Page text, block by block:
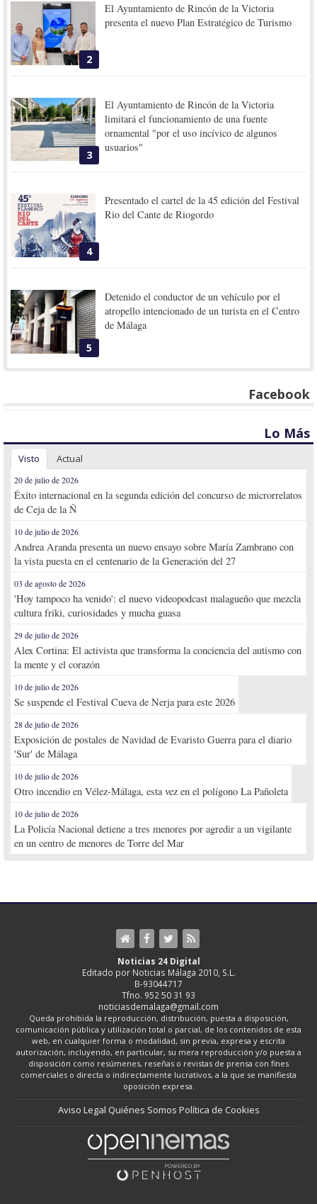
2
El Ayuntamiento de Rincón de la Victoria
presenta el nuevo Plan Estratégico de Turismo
3
El Ayuntamiento de Rincón de la Victoria
limitará el funcionamiento de una fuente
ornamental "por el uso incívico de algunos
usuarios"
4
Presentado el cartel de la 45 edición del Festival
Rio del Cante de Riogordo
5
Detenido el conductor de un vehículo por el
atropello intencionado de un turista en el Centro
de Málaga
Facebook
Lo Más
Visto Actual
20 de julio de 2026
Éxito internacional en la segunda edición del concurso de microrrelatos
de Ceja de la Ñ
10 de julio de 2026
Andrea Aranda presenta un nuevo ensayo sobre María Zambrano con
la vista puesta en el centenario de la Generación del 27
03 de agosto de 2026
'Hoy tampoco ha venido': el nuevo videopodcast malagueño que mezcla
cultura friki, curiosidades y mucha guasa
29 de julio de 2026
Alex Cortina: El activista que transforma la conciencia del autismo con
la mente y el corazón
10 de julio de 2026
Se suspende el Festival Cueva de Nerja para este 2026
28 de julio de 2026
Exposición de postales de Navidad de Evaristo Guerra para el diario
'Sur' de Málaga
10 de julio de 2026
Otro incendio en Vélez-Málaga, esta vez en el polígono La Pañoleta
10 de julio de 2026
La Policía Nacional detiene a tres menores por agredir a un vigilante
en un centro de menores de Torre del Mar
Noticias 24 Digital
Editado por Noticias Málaga 2010, S.L.
B-93044717
Tfno. 952 50 31 93
noticiasdemalaga@gmail.com
Queda prohibida la reproducción, distribución, puesta a disposición,
comunicación pública y utilización total o parcial, de los contenidos de esta
web, en cualquier forma o modalidad, sin previa, expresa y escrita
autorización, incluyendo, en particular, su mera reproducción y/o puesta a
disposición como resúmenes, reseñas o revistas de prensa con fines
comerciales o directa o indirectamente lucrativos, a la que se manifiesta
oposición expresa.
Aviso Legal Quiénes Somos Política de Cookies